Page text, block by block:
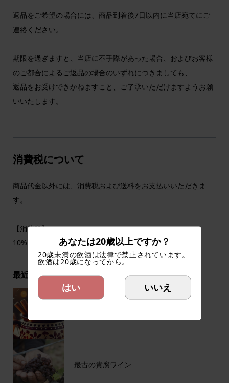
返品をご希望の場合には、商品到着後7日以内に当店宛てにご
連絡ください。
期限を過ぎますと、当店に不手際があった場合、およびお客様
のご都合によるご返品の場合のいずれにつきましても、
返品をお受けできかねますこと、ご了承いただけますようお願
いいたします。
消費税について
商品代金以外には、消費税および送料をお支払いいただきま
す。
【消費税】
10%（円未満四捨五入）
最近の記事
最古の貴腐ワイン
あなたは20歳以上ですか？
20歳未満の飲酒は法律で禁止されています。
飲酒は20歳になってから。
はい いいえ